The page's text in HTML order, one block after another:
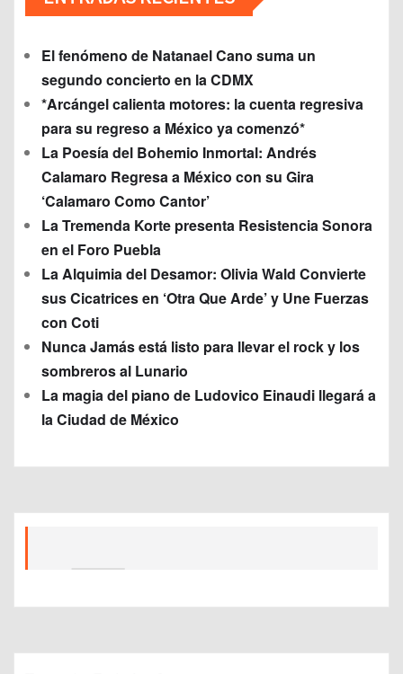
El fenómeno de Natanael Cano suma un
segundo concierto en la CDMX
*Arcángel calienta motores: la cuenta regresiva
para su regreso a México ya comenzó*
La Poesía del Bohemio Inmortal: Andrés
Calamaro Regresa a México con su Gira
‘Calamaro Como Cantor’
La Tremenda Korte presenta Resistencia Sonora
en el Foro Puebla
La Alquimia del Desamor: Olivia Wald Convierte
sus Cicatrices en ‘Otra Que Arde’ y Une Fuerzas
con Coti
Nunca Jamás está listo para llevar el rock y los
sombreros al Lunario
La magia del piano de Ludovico Einaudi llegará a
la Ciudad de México